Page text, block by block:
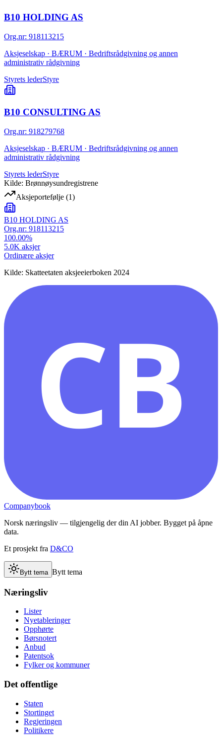
B10 HOLDING AS
Org.nr: 918113215
Aksjeselskap · BÆRUM · Bedriftsrådgivning og annen
administrativ rådgivning
Styrets lederStyre
B10 CONSULTING AS
Org.nr: 918279768
Aksjeselskap · BÆRUM · Bedriftsrådgivning og annen
administrativ rådgivning
Styrets lederStyre
Kilde: Brønnøysundregistrene
Aksjeportefølje (1)
B10 HOLDING AS
Org.nr: 918113215
100.00%
5.0K aksjer
Ordinære aksjer
Kilde: Skatteetaten aksjeeierboken 2024
CB
Companybook
Norsk næringsliv — tilgjengelig der din AI jobber. Bygget på åpne
data.
Et prosjekt fra D&CO
Bytt tema Bytt tema
Næringsliv
Lister
Nyetableringer
Opphørte
Børsnotert
Anbud
Patentsok
Fylker og kommuner
Det offentlige
Staten
Stortinget
Regjeringen
Politikere